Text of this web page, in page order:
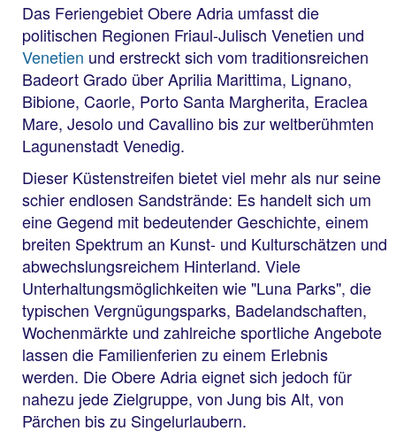
Das Feriengebiet Obere Adria umfasst die
politischen Regionen Friaul-Julisch Venetien und
Venetien und erstreckt sich vom traditionsreichen
Badeort Grado über Aprilia Marittima, Lignano,
Bibione, Caorle, Porto Santa Margherita, Eraclea
Mare, Jesolo und Cavallino bis zur weltberühmten
Lagunenstadt Venedig.
Dieser Küstenstreifen bietet viel mehr als nur seine
schier endlosen Sandstrände: Es handelt sich um
eine Gegend mit bedeutender Geschichte, einem
breiten Spektrum an Kunst- und Kulturschätzen und
abwechslungsreichem Hinterland. Viele
Unterhaltungsmöglichkeiten wie "Luna Parks", die
typischen Vergnügungsparks, Badelandschaften,
Wochenmärkte und zahlreiche sportliche Angebote
lassen die Familienferien zu einem Erlebnis
werden. Die Obere Adria eignet sich jedoch für
nahezu jede Zielgruppe, von Jung bis Alt, von
Pärchen bis zu Singelurlaubern.